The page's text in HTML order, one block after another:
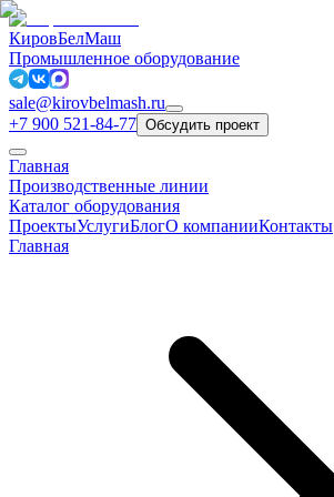
КировБелМаш
Промышленное оборудование
sale@kirovbelmash.ru
+7 900 521-84-77 Обсудить проект
Главная
Производственные линии
Каталог оборудования
ПроектыУслугиБлогО компанииКонтакты
Главная